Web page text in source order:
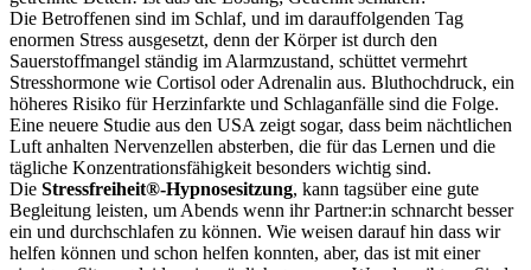
Die Betroffenen sind im Schlaf, und im darauffolgenden Tag
enormen Stress ausgesetzt, denn der Körper ist durch den
Sauerstoffmangel ständig im Alarmzustand, schüttet vermehrt
Stresshormone wie Cortisol oder Adrenalin aus. Bluthochdruck, ein
höheres Risiko für Herzinfarkte und Schlaganfälle sind die Folge.
Eine neuere Studie aus den USA zeigt sogar, dass beim nächtlichen
Luft anhalten Nervenzellen absterben, die für das Lernen und die
tägliche Konzentrationsfähigkeit besonders wichtig sind.
Die Stressfreiheit®-Hypnosesitzung, kann tagsüber eine gute
Begleitung leisten, um Abends wenn ihr Partner:in schnarcht besser
ein und durchschlafen zu können. Wie weisen darauf hin dass wir
helfen können und schon helfen konnten, aber, das ist mit einer